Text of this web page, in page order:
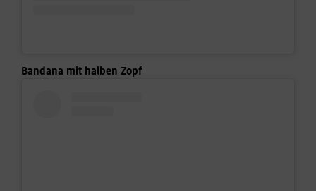
Bandana mit halben Zopf